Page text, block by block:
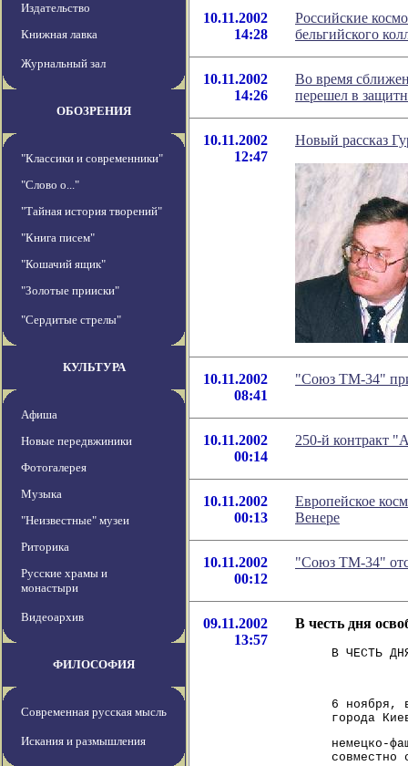
Издательство
Книжная лавка
Журнальный зал
ОБОЗРЕНИЯ
"Классики и современники"
"Слово о..."
"Тайная история творений"
"Книга писем"
"Кошачий ящик"
"Золотые прииски"
"Сердитые стрелы"
КУЛЬТУРА
Афиша
Новые передвжиники
Фотогалерея
Музыка
"Неизвестные" музеи
Риторика
Русские храмы и
монастыри
Видеоархив
ФИЛОСОФИЯ
Современная русская мысль
Искания и размышления
10.11.2002
14:28
Российские
бельгийского
10.11.2002
14:26
Во время
перешел в
10.11.2002
12:47
Новый рассказ
10.11.2002
08:41
"Союз ТМ-34"
10.11.2002
00:14
250-й контракт
10.11.2002
00:13
Европейское
Венере
10.11.2002
00:12
"Союз ТМ-34"
09.11.2002
13:57
В честь дня
В ЧЕСТЬ
6 ноября,
города
немецко-
совместно